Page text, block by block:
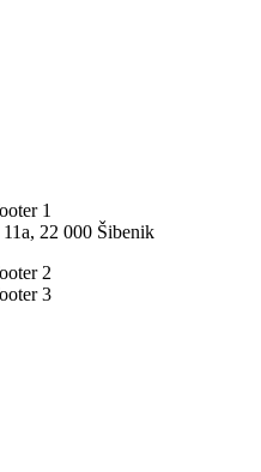
22 000 Šibenik